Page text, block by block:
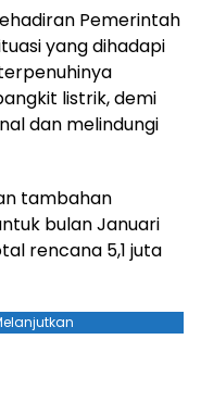
Pemerintah
yang dihadapi
listrik, demi
dan melindungi
tambahan
bulan Januari
rencana 5,1 juta